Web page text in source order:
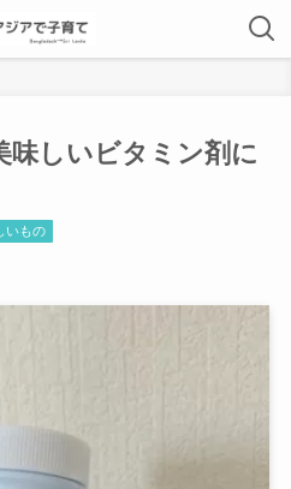
味しいビタミン剤に
いもの